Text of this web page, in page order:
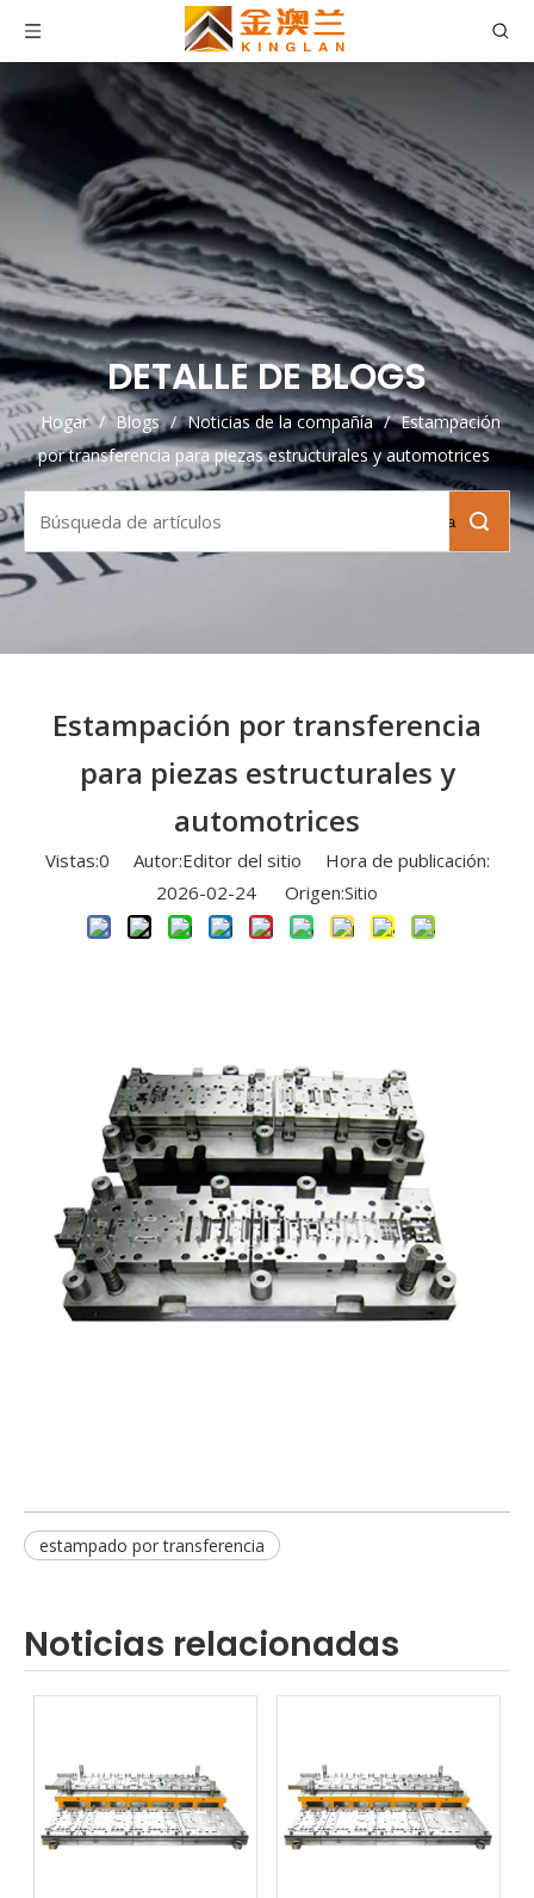
DETALLE DE BLOGS
Hogar / Blogs / Noticias de la compañía / Estampación
por transferencia para piezas estructurales y automotrices
Búsqueda
Estampación por transferencia
para piezas estructurales y
automotrices
Vistas:0 Autor:Editor del sitio Hora de publicación:
2026-02-24 Origen:Sitio
estampado por transferencia
Noticias relacionadas